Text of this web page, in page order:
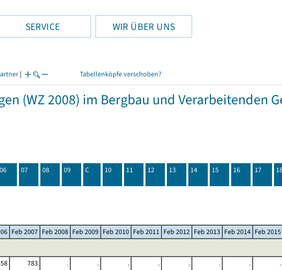
SERVICE WIR ÜBER UNS
| Tabellenköpfe verschoben?
(WZ 2008) im Bergbau und Verarbeitenden
06 07 08 09 C 10 11 12 13 14 15 16 17
Feb 2007 Feb 2008 Feb 2009 Feb 2010 Feb 2011 Feb 2012 Feb 2013 Feb 2014 Feb 2015
783 . . . . . . . .